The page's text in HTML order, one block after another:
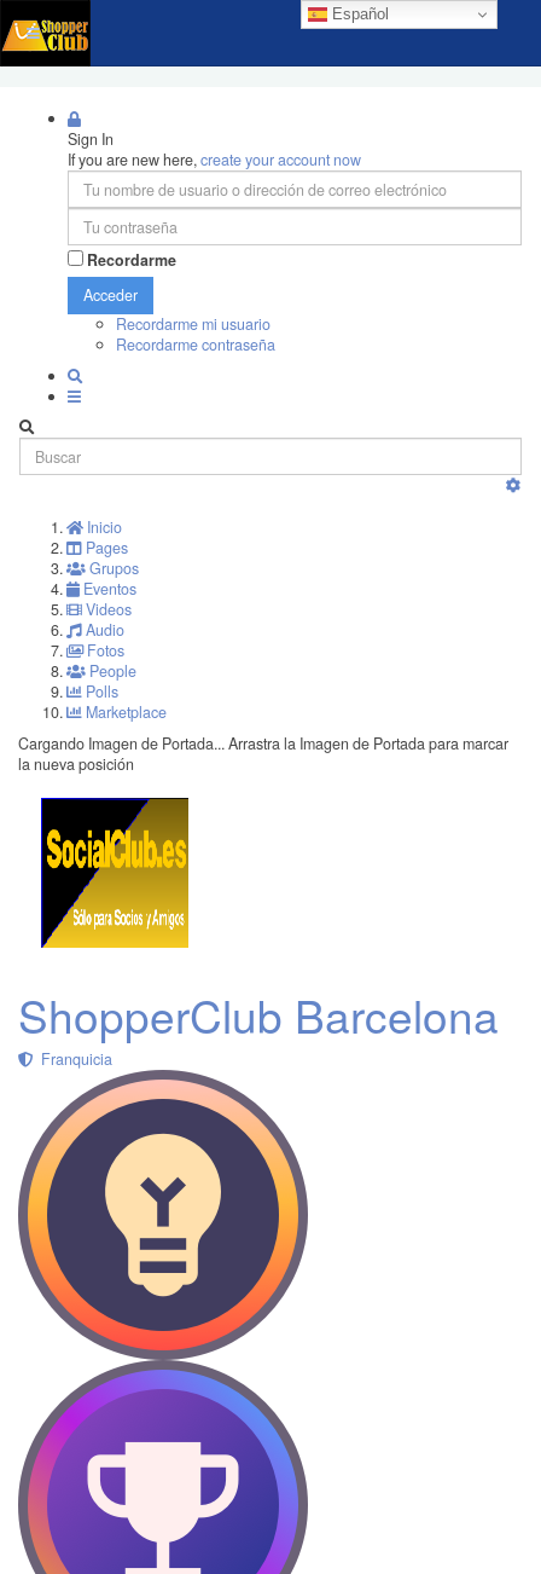
Español
Sign In
If you are new here,create your account now
Recordarme
Acceder
Recordarme mi usuario
Recordarme contraseña
Inicio
Pages
Grupos
Eventos
Videos
Audio
Fotos
People
Polls
Marketplace
Cargando Imagen de Portada... Arrastra la Imagen de Portada para marcar
la nueva posición
ShopperClub Barcelona
Franquicia